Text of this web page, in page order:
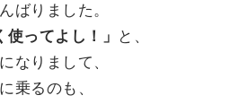
ばりました。
使ってよし！」
と、
なりまして、
乗るのも、